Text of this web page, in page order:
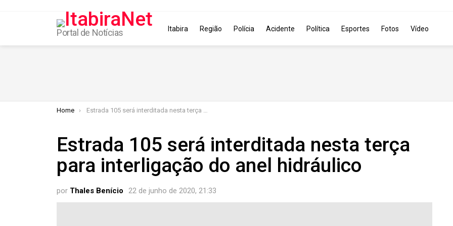
Portal de Notícias Itabira Região Polícia Acidente Política Esportes Fotos Vídeo
You are here:
Home Estrada 105 será interditada nesta terça para interligação do anel hidráulico
Estrada 105 será interditada nesta terça
para interligação do anel hidráulico
por Thales Benício 22 de junho de 2020, 21:33